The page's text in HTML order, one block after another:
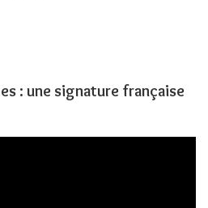
: une signature française